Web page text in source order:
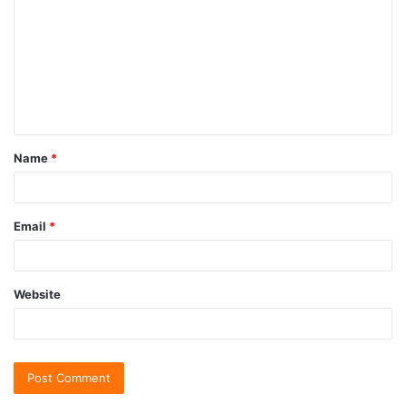
Name *
Email *
Website